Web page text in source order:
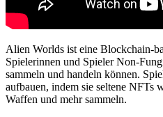
Alien Worlds ist eine Blockchain-
Spielerinnen und Spieler Non-
sammeln und handeln können.
aufbauen, indem sie seltene NFTs
Waffen und mehr sammeln.